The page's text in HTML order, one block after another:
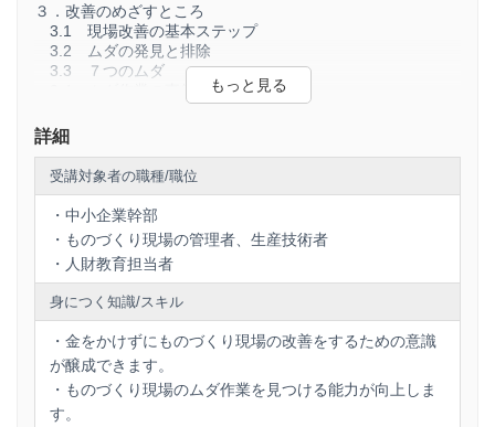
３．改善のめざすところ
3.1 現場改善の基本ステップ
3.2 ムダの発見と排除
3.3 ７つのムダ
４．固定観念からの脱却
4.1 現場改善の基本精神
4.2 「下手な困り方」と「上手な困り方」
4.3 部分最適から全体最適へ
4.4 部品の運搬と供給
５．おわりに
5.1 改善の心構え
5.2 現場改善成功の条件
5.3 おわりに
詳細
受講対象者の職種/職位
・中小企業幹部
・ものづくり現場の管理者、生産技術者
・人財教育担当者
身につく知識/スキル
・金をかけずにものづくり現場の改善をするための意識
が醸成できます。
・ものづくり現場のムダ作業を見つける能力が向上しま
す。